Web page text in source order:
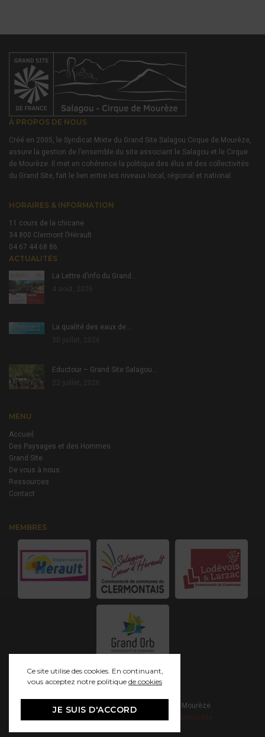
À PROPOS DE NOUS
Créé en 2005, le Syndicat Mixte du Grand Site Salagou Cirque de Mourèze,
assure la gestion de l’ensemble du site associant le Salagou et le Cirque
de Mourèze. Il met en cohérence la politique des élus et des collectivités
du Grand Site, fait le lien entre les niveaux local, régional et national.
HORAIRES & INFORMATION
11 cours de la chicane
34 800 Clermont l’Hérault
04 67 44 68 86
ACTUALITÉS
La Lettre d’info du Grand…
La qualité des eaux de…
Eductour – Grand Site Salagou…
MENU
Accueil
Des Paysages et des Hommes
Grand SIte
De vous à nous
Ressources
Contact
MEMBRES
© 2021 Grand Site Salagou - Cirque de Mourèze
Création - Studio Mademoiselle
Ce site utilise des cookies. En continuant,
vous acceptez notre politique de cookies
JE SUIS D'ACCORD